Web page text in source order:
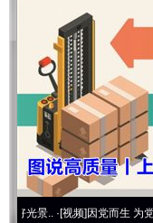
视频]因党而生 为党而战——百